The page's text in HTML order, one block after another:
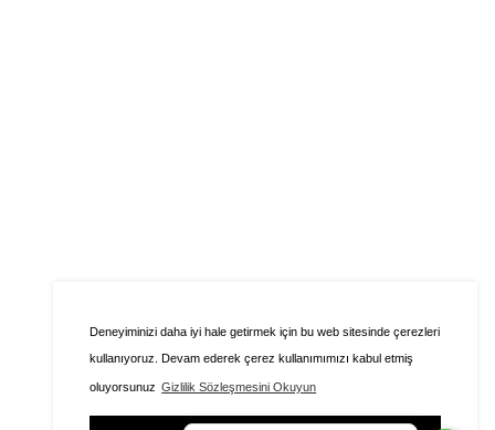
Deneyiminizi daha iyi hale getirmek için bu web sitesinde çerezleri
kullanıyoruz. Devam ederek çerez kullanımımızı kabul etmiş
oluyorsunuz Gizlilik Sözleşmesini Okuyun